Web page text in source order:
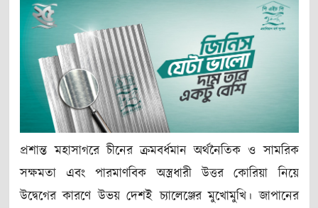
প্রশান্ত মহাসাগরে চীনের ক্রমবর্ধমান অর্থনৈতিক ও সামরিক
সক্ষমতা এবং পারমাণবিক অস্ত্রধারী উত্তর কোরিয়া নিয়ে
উদ্বেগের কারণে উভয় দেশই চ্যালেঞ্জের মুখোমুখি। জাপানের